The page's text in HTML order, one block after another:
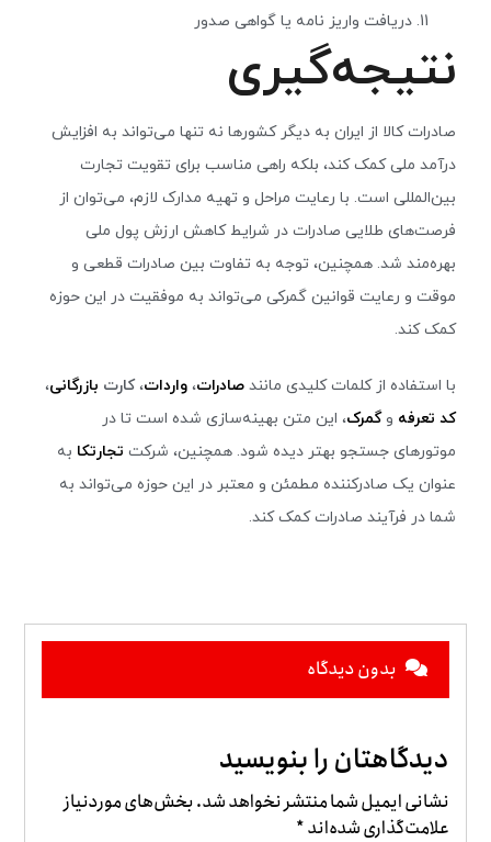
دریافت واریز نامه یا گواهی صدور
نتیجه‌گیری
صادرات کالا از ایران به دیگر کشورها نه تنها می‌تواند به افزایش
درآمد ملی کمک کند، بلکه راهی مناسب برای تقویت تجارت
بین‌المللی است. با رعایت مراحل و تهیه مدارک لازم، می‌توان از
فرصت‌های طلایی صادرات در شرایط کاهش ارزش پول ملی
بهره‌مند شد. همچنین، توجه به تفاوت بین صادرات قطعی و
موقت و رعایت قوانین گمرکی می‌تواند به موفقیت در این حوزه
کمک کند.
با استفاده از کلمات کلیدی مانندصادرات،واردات،کارت بازرگانی،
کد تعرفه وگمرک، این متن بهینه‌سازی شده است تا در
موتورهای جستجو بهتر دیده شود. همچنین، شرکت تجارتکا به
عنوان یک صادرکننده مطمئن و معتبر در این حوزه می‌تواند به
شما در فرآیند صادرات کمک کند.
بدون دیدگاه
دیدگاهتان را بنویسید
نشانی ایمیل شما منتشر نخواهد شد.بخش‌های موردنیاز
علامت‌گذاری شده‌اند*